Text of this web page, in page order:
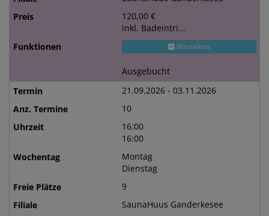
120,00 €
inkl. Badeintri...
Warteliste
Ausgebucht
21.09.2026 - 03.11.2026
10
16:00
16:00
Montag
Dienstag
9
SaunaHuus Ganderkesee